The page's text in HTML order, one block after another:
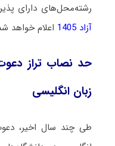
رشته‌محل‌های دارای
آزاد 1405
اعلام خواهد
حد نصاب تراز
زبان انگلیسی
طی چند سال اخیر،